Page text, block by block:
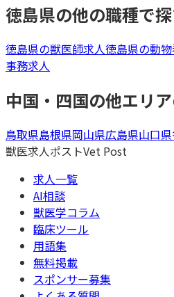
徳島県の他の職種で
徳島県の獣医師求人徳島県の動
事務求人
中国・四国の他エリ
鳥取県島根県岡山県広島県山口県
獣医求人ポストVet Post
求人一覧
AI相談
獣医学コラム
臨床ツール
用語集
無料掲載
スポンサー募集